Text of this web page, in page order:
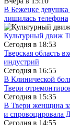
В Бежецке девушка
лишилась телефона
Культурный движ
Сегодня в 18:53
Тверская область
индустрий
Сегодня в 16:55
В Клинической
Твери
Сегодня в 15:35
В Твери женщина
и спровоцировала
Сегодня в 14:55